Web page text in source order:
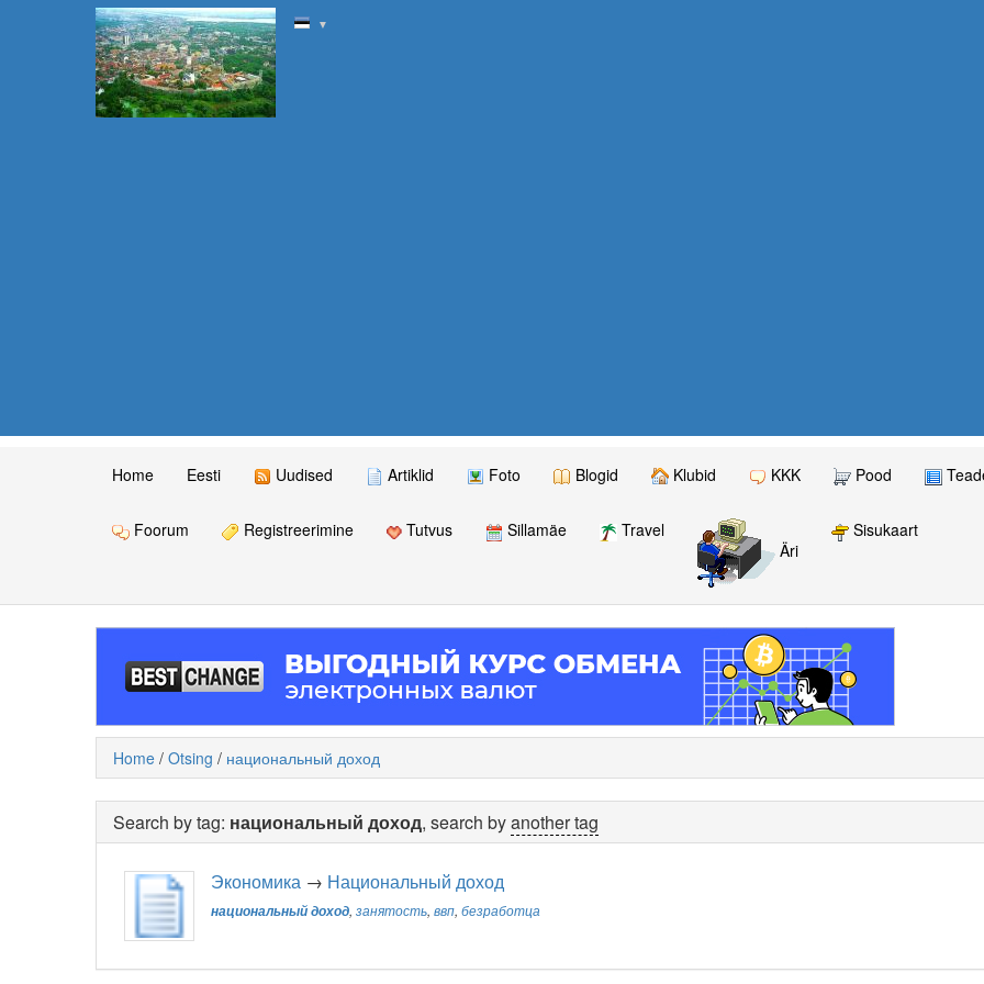
▼
Home Eesti Uudised Artiklid Foto Blogid Klubid KKK Pood
Foorum Registreerimine Tutvus Sillamäe
Travel
Äri
Sisukaart
Home / Otsing / национальный доход
Search by tag: национальный доход, search byanother tag
Экономика → Национальный доход
национальный доход, занятость, ввп, безработца